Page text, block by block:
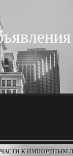
К ИМПОРТНЫМ